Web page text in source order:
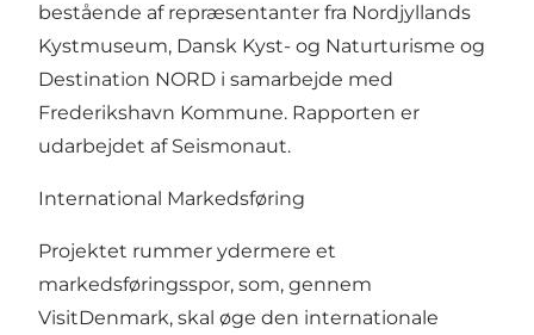
bestående af repræsentanter fra Nordjyllands
Kystmuseum, Dansk Kyst- og Naturturisme og
Destination NORD i samarbejde med
Frederikshavn Kommune. Rapporten er
udarbejdet af Seismonaut.
International Markedsføring
Projektet rummer ydermere et
markedsføringsspor, som, gennem
VisitDenmark, skal øge den internationale